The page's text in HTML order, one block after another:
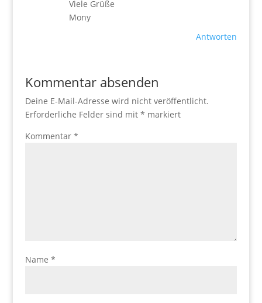
Viele Grüße
Mony
Antworten
Kommentar absenden
Deine E-Mail-Adresse wird nicht veröffentlicht.
Erforderliche Felder sind mit * markiert
Kommentar *
Name *